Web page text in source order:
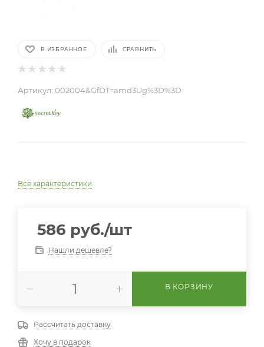
В ИЗБРАННОЕ СРАВНИТЬ
Артикул: 002004&GfDT=amd3Ug%3D%3D
Все характеристики
586 руб./шт
Нашли дешевле?
В КОРЗИНУ
Рассчитать доставку
Хочу в подарок